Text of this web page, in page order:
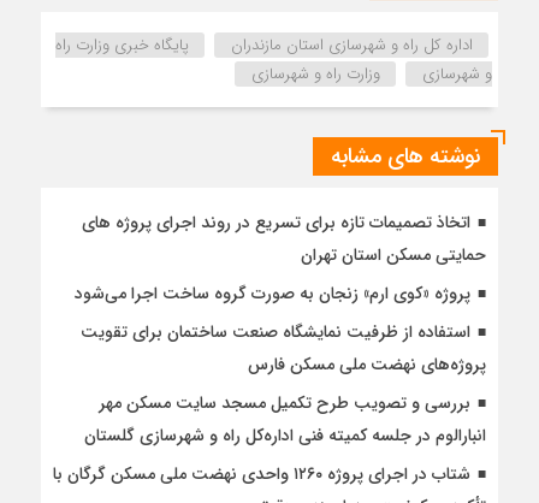
اداره كل راه و شهرسازي استان مازندران
پایگاه خبری وزارت راه
و شهرسازی
وزارت راه و شهرسازی
نوشته های مشابه
اتخاذ تصمیمات تازه برای تسریع در روند اجرای پروژه های
حمایتی مسکن استان تهران
پروژه «کوی ارم» زنجان به صورت گروه ساخت اجرا می‌شود
استفاده از ظرفیت نمایشگاه صنعت ساختمان برای تقویت
پروژه‌های نهضت ملی مسکن فارس
بررسی و تصویب طرح تکمیل مسجد سایت مسکن مهر
انبارالوم در جلسه کمیته فنی اداره‌کل راه و شهرسازی گلستان
شتاب در اجرای پروژه ۱۲۶۰ واحدی نهضت ملی مسکن گرگان با